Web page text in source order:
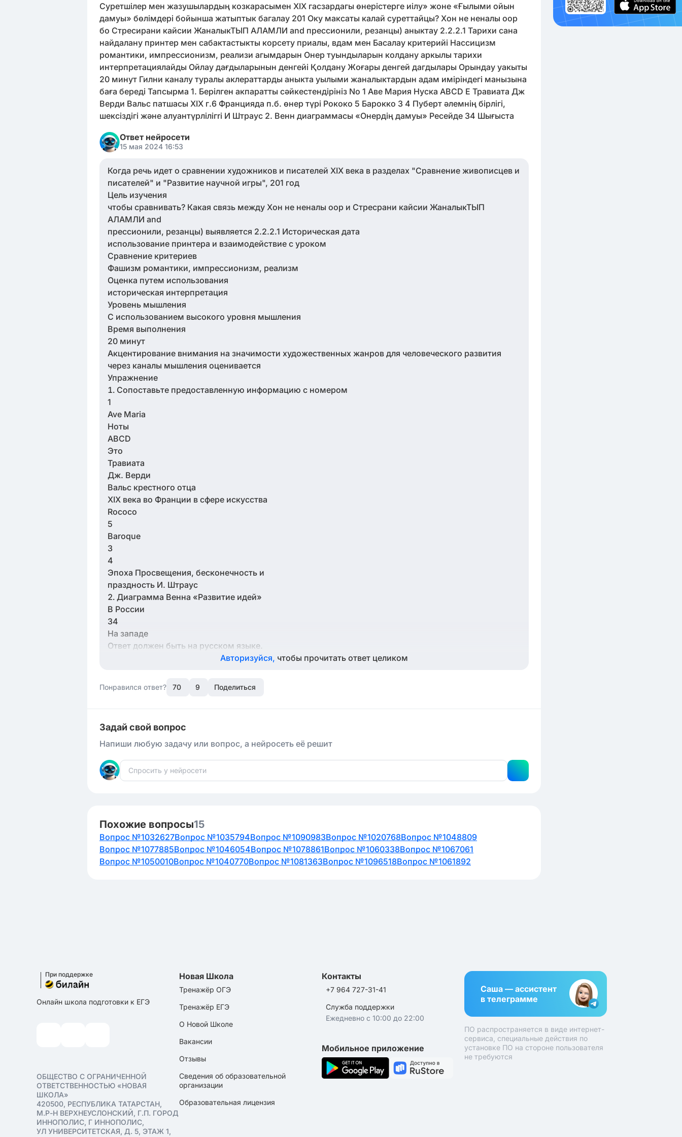
Суретшілер мен жазушылардың козкарасымен XIX гасзардагы өнерістерге иілу» жоне «Ғылыми ойын
дамуы» бөлімдері бойынша жатыптык багалау 201 Оку максаты калай суреттайцы? Хон не неналы оор
бо Стресирани кайсии ЖаналыкТЫП АЛАМЛИ and прессионили, резанцы) аныктау 2.2.2.1 Тарихи сана
найдалану принтер мен сабактастыкты корсету приалы, вдам мен Басалау критерийі Нассицизм
романтики, импрессионизм, реализи агымдарын Онер туындыларын колдану аркылы тарихи
интерпретациялайды Ойлау дағдыларынын денгейі Қолдану Жоғары денгей дагдылары Орындау уакыты
20 минут Гилни каналу туралы аклераттарды аныкта уылыми жаналыктардын адам иміріндегі манызына
баға береді Тапсырма 1. Берілген акпаратты сәйкестендірініз No 1 Аве Мария Нуска ABCD E Травиата Дж
Верди Вальс патшасы ХІХ г.6 Францияда п.б. өнер түрі Рококо 5 Барокко 3 4 Пуберт әлемнің бірлігі,
шексіздігі және алуантүрлілігri И Штраус 2. Венн диаграммасы «Онердің дамуы» Ресейде 34 Шығыста
Ответ нейросети
15 мая 2024 16:53
Когда речь идет о сравнении художников и писателей XIX века в разделах "Сравнение живописцев и
писателей" и "Развитие научной игры", 201 год
Цель изучения
чтобы сравнивать? Какая связь между Хон не неналы оор и Стресрани кайсии ЖаналыкТЫП
АЛАМЛИ and
прессионили, резанцы) выявляется 2.2.2.1 Историческая дата
использование принтера и взаимодействие с уроком
Сравнение критериев
Фашизм романтики, импрессионизм, реализм
Оценка путем использования
историческая интерпретация
Уровень мышления
С использованием высокого уровня мышления
Время выполнения
20 минут
Акцентирование внимания на значимости художественных жанров для человеческого развития
через каналы мышления оценивается
Упражнение
Сопоставьте предоставленную информацию с номером
1
Ave Maria
Ноты
ABCD
Это
Травиата
Дж. Верди
Вальс крестного отца
ХIХ века во Франции в сфере искусства
Rococo
5
Baroque
3
4
Эпоха Просвещения, бесконечность и
праздность И. Штраус
Диаграмма Венна «Развитие идей»
В России
34
На западе
Ответ должен быть на русском языке.
Авторизуйся, чтобы прочитать ответ целиком
Понравился ответ? 70 9 Поделиться
Задай свой вопрос
Напиши любую задачу или вопрос, а нейросеть её решит
Похожие вопросы15
Вопрос №1032627Вопрос №1035794Вопрос №1090983Вопрос №1020768Вопрос №1048809
Вопрос №1077885Вопрос №1046054Вопрос №1078861Вопрос №1060338Вопрос №1067061
Вопрос №1050010Вопрос №1040770Вопрос №1081363Вопрос №1096518Вопрос №1061892
При поддержке
Онлайн школа подготовки к ЕГЭ
ОБЩЕСТВО С ОГРАНИЧЕННОЙ
ОТВЕТСТВЕННОСТЬЮ «НОВАЯ
ШКОЛА»
420500, РЕСПУБЛИКА ТАТАРСТАН,
М.Р-Н ВЕРХНЕУСЛОНСКИЙ, Г.П. ГОРОД
ИННОПОЛИС, Г ИННОПОЛИС,
УЛ УНИВЕРСИТЕТСКАЯ, Д. 5, ЭТАЖ 1,
Новая Школа
Тренажёр ОГЭ
Тренажёр ЕГЭ
О Новой Школе
Вакансии
Отзывы
Сведения об образовательной
организации
Образовательная лицензия
Контакты
+7 964 727-31-41
Служба поддержки
Ежедневно с 10:00 до 22:00
Мобильное приложение
Саша — ассистент
в телеграмме
ПО распространяется в виде интернет-
сервиса, специальные действия по
установке ПО на стороне пользователя
не требуются